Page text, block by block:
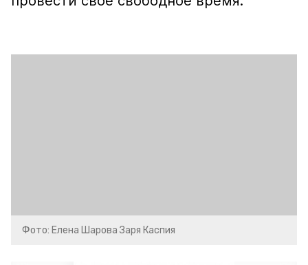
Фото: Елена Шарова Заря Каспия